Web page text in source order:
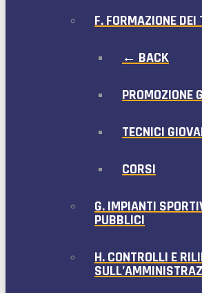
F. FORMAZIONE DEI
← BACK
PROMOZIONE
TECNICI
CORSI
G. IMPIANTI
PUBBLICI
H. CONTROLLI E